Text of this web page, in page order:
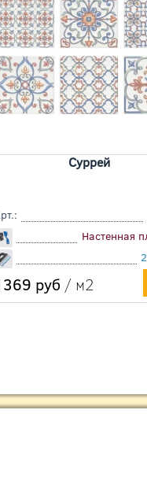
Суррей
Настенная
руб / м2